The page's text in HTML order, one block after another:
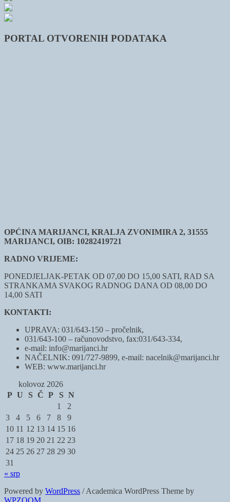
PORTAL OTVORENIH PODATAKA
OPĆINA MARIJANCI, KRALJA ZVONIMIRA 2, 31555
MARIJANCI, OIB: 10282419721
RADNO VRIJEME:
PONEDJELJAK-PETAK OD 07,00 DO 15,00 SATI, RAD SA
STRANKAMA SVAKOG RADNOG DANA OD 08,00 DO
14,00 SATI
KONTAKTI:
UPRAVA: 031/643-150 – pročelnik,
031/643-100 – računovodstvo, fax:031/643-334,
e-mail: info@marijanci.hr
NAČELNIK: 091/727-9899, e-mail: nacelnik@marijanci.hr
WEB: www.marijanci.hr
kolovoz 2026
P U S Č P S N
1
2
3
4 5 6 7 8
9
10 11 12 13 14 15 16
17 18 19 20 21 22 23
24 25 26 27 28 29 30
31
« srp
Powered by WordPress / Academica WordPress Theme by
WPZOOM